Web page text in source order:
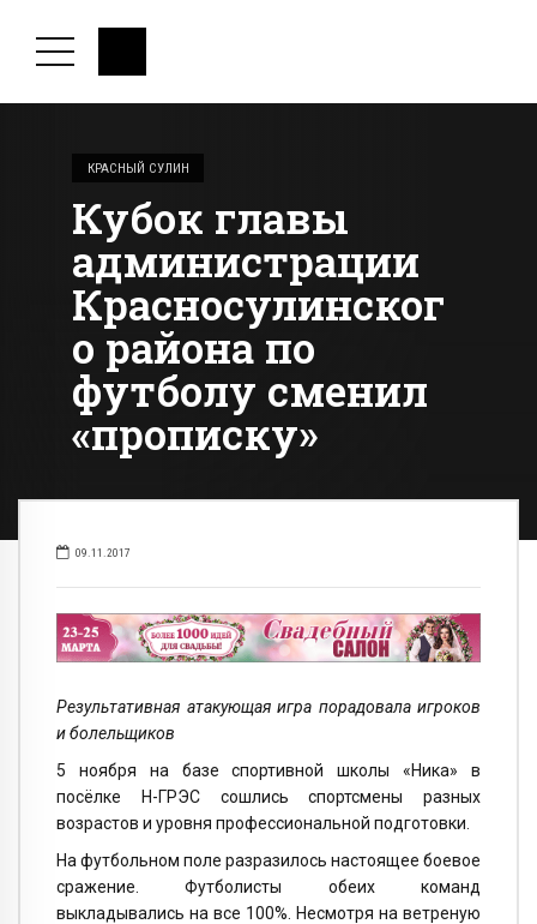
КРАСНЫЙ СУЛИН
Кубок главы
администрации
Красносулинског
о района по
футболу сменил
«прописку»
09.11.2017
Результативная атакующая игра порадовала игроков
и болельщиков
5 ноября на базе спортивной школы «Ника» в
посёлке Н-ГРЭС сошлись спортсмены разных
возрастов и уровня профессиональной подготовки.
На футбольном поле разразилось настоящее боевое
сражение. Футболисты обеих команд
выкладывались на все 100%. Несмотря на ветреную